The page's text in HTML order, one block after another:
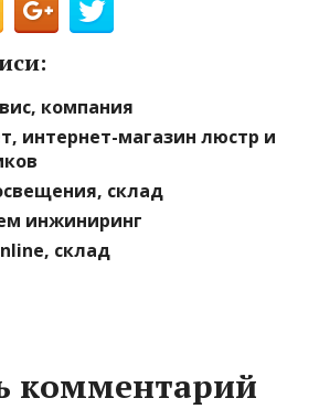
компания
интернет-магазин люстр и
склад
инжиниринг
склад
комментарий